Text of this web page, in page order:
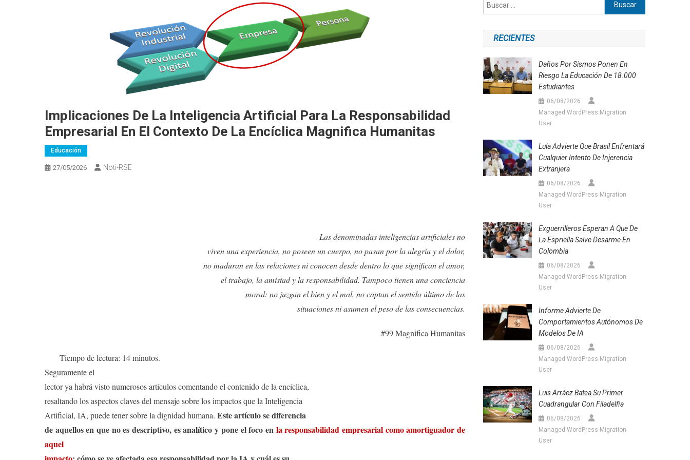
Implicaciones De La Inteligencia Artificial Para La Responsabilidad
Empresarial En El Contexto De La Encíclica Magnifica Humanitas
Educación
27/05/2026 Noti-RSE
Las denominadas inteligencias artificiales no
viven una experiencia, no poseen un cuerpo, no pasan por la alegría y el dolor,
no maduran en las relaciones ni conocen desde dentro lo que significan el amor,
el trabajo, la amistad y la responsabilidad. Tampoco tienen una conciencia
moral: no juzgan el bien y el mal, no captan el sentido último de las
situaciones ni asumen el peso de las consecuencias.
#99 Magnifica Humanitas
Tiempo de lectura: 14 minutos.
Seguramente el
lector ya habrá visto numerosos artículos comentando el contenido de la encíclica,
resaltando los aspectos claves del mensaje sobre los impactos que la Inteligencia
Artificial, IA, puede tener sobre la dignidad humana. Este artículo se diferencia
de aquellos en que no es descriptivo, es analítico y pone el foco en la responsabilidad empresarial como amortiguador de
aquel
RECIENTES
Daños Por Sismos Ponen En
Riesgo La Educación De 18.000
Estudiantes
06/08/2026
Managed WordPress Migration
User
Lula Advierte Que Brasil Enfrentará
Cualquier Intento De Injerencia
Extranjera
06/08/2026
Managed WordPress Migration
User
Exguerrilleros Esperan A Que De
La Espriella Salve Desarme En
Colombia
06/08/2026
Managed WordPress Migration
User
Informe Advierte De
Comportamientos Autónomos De
Modelos De IA
06/08/2026
Managed WordPress Migration
User
Luis Arráez Batea Su Primer
Cuadrangular Con Filadelfia
06/08/2026
Managed WordPress Migration
User